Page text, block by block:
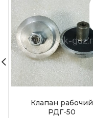
Клапан рабочий
РДГ-50